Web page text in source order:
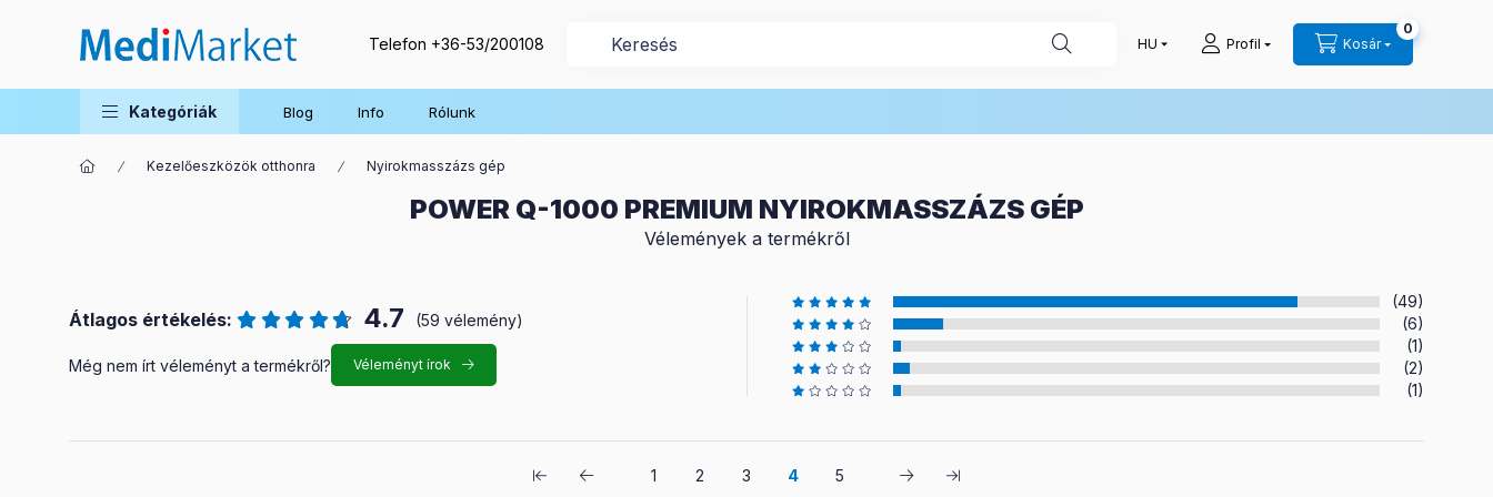
Telefon +36-53/200108 Profil Kosár
0
Kategóriák Blog Info Rólunk
Kezelőeszközök otthonra Nyirokmasszázs gép
POWER Q-1000 PREMIUM NYIROKMASSZÁZS GÉP
Vélemények a termékről
Átlagos értékelés: 4.7 (59 vélemény)
Még nem írt véleményt a termékről? Véleményt írok
(49)
(6)
(1)
(2)
(1)
1 2 3 4 5